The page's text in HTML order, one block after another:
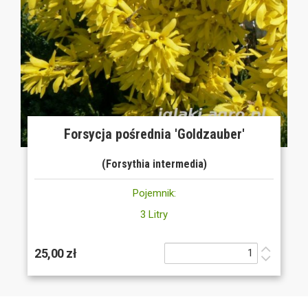
Forsycja pośrednia 'Goldzauber'
(Forsythia intermedia)
Pojemnik:
3 Litry
25,00 zł